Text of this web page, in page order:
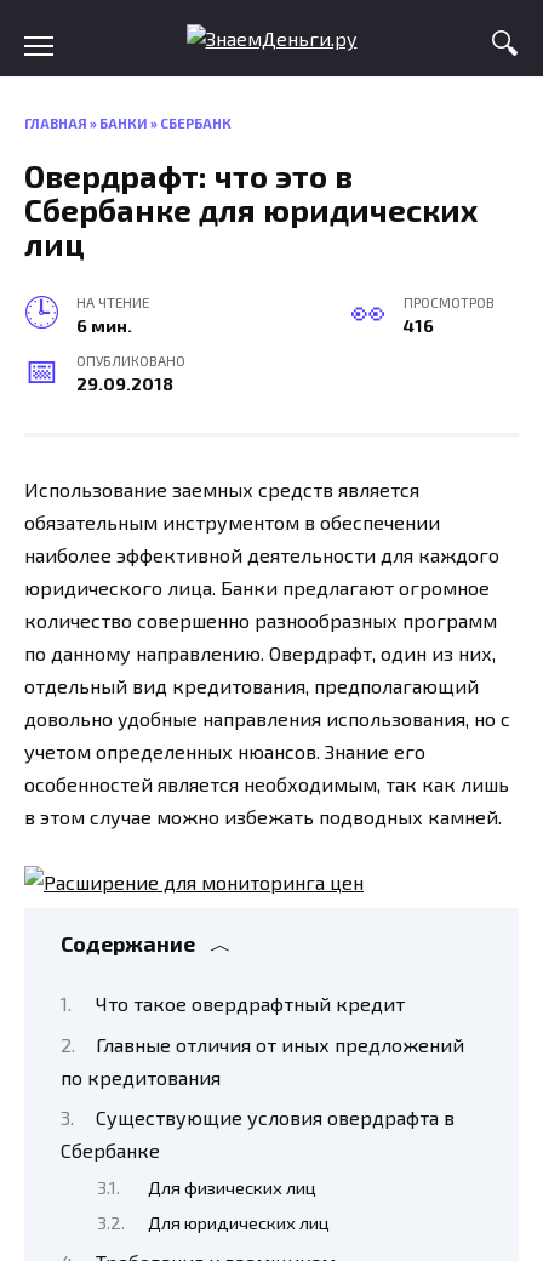
content
ГЛАВНАЯ » БАНКИ » СБЕРБАНК
Овердрафт: что это в
Сбербанке для юридических
лиц
НА ЧТЕНИЕ
6 мин.
ПРОСМОТРОВ
416
ОПУБЛИКОВАНО
29.09.2018
Использование заемных средств является
обязательным инструментом в обеспечении
наиболее эффективной деятельности для каждого
юридического лица. Банки предлагают огромное
количество совершенно разнообразных программ
по данному направлению. Овердрафт, один из них,
отдельный вид кредитования, предполагающий
довольно удобные направления использования, но с
учетом определенных нюансов. Знание его
особенностей является необходимым, так как лишь
в этом случае можно избежать подводных камней.
Содержание
Что такое овердрафтный кредит
Главные отличия от иных предложений
по кредитования
Существующие условия овердрафта в
Сбербанке
Для физических лиц
Для юридических лиц